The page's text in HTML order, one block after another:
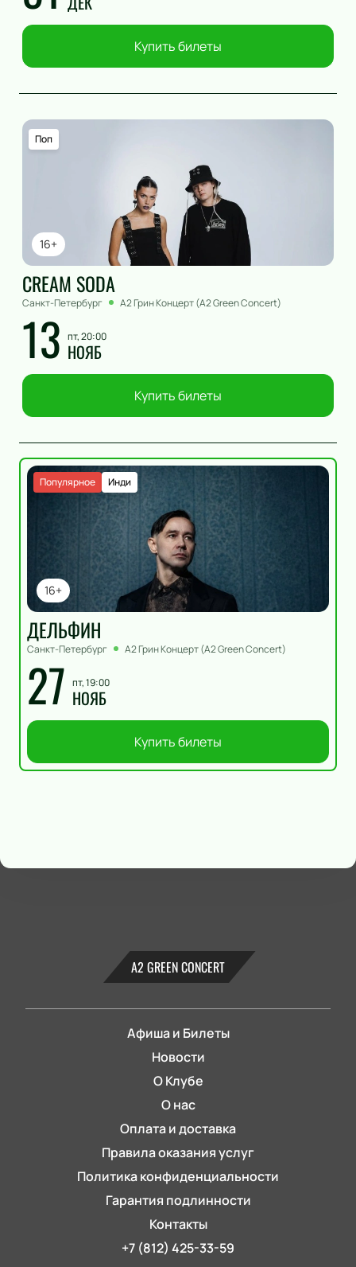
Купить билеты
16+
Поп
CREAM SODA
Санкт-Петербург А2 Грин Концерт (A2 Green Concert)
13 пт, 20:00
НОЯБ
Купить билеты
16+
Инди
Популярное
ДЕЛЬФИН
Санкт-Петербург А2 Грин Концерт (A2 Green Concert)
27 пт, 19:00
НОЯБ
Купить билеты
А2 GREEN CONCERT
Афиша и Билеты
Новости
О Клубе
О нас
Оплата и доставка
Правила оказания услуг
Политика конфиденциальности
Гарантия подлинности
Контакты
+7 (812) 425-33-59